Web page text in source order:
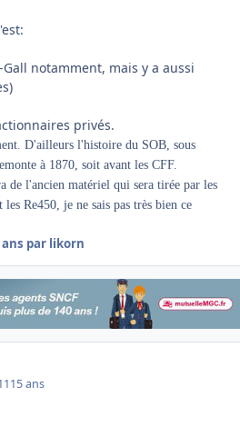
notamment, mais y a aussi
privés.
D'ailleurs l'histoire du SOB, sous
à 1870, soit avant les CFF.
de l'ancien matériel qui sera tirée par les
Re450, je ne sais pas très bien ce
par likorn
15 ans